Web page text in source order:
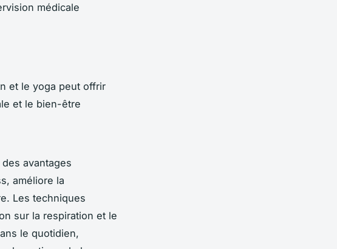
médicale
et le yoga peut offrir
et le bien-être
avantages
améliore la
Les techniques
sur la respiration et le
le quotidien,